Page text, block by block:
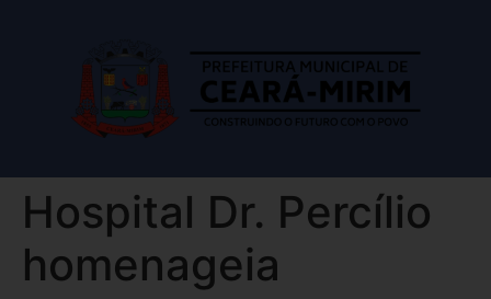
Hospital Dr. Percílio
homenageia